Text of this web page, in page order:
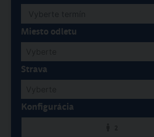
Miesto odletu
Strava
Konfigurácia